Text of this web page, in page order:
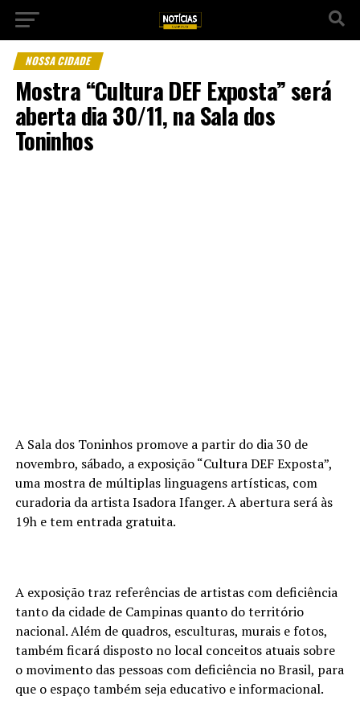
NOSSA CIDADE
Mostra “Cultura DEF Exposta” será
aberta dia 30/11, na Sala dos
Toninhos
A Sala dos Toninhos promove a partir do dia 30 de
novembro, sábado, a exposição “Cultura DEF Exposta”,
uma mostra de múltiplas linguagens artísticas, com
curadoria da artista Isadora Ifanger. A abertura será às
19h e tem entrada gratuita.
A exposição traz referências de artistas com deficiência
tanto da cidade de Campinas quanto do território
nacional. Além de quadros, esculturas, murais e fotos,
também ficará disposto no local conceitos atuais sobre
o movimento das pessoas com deficiência no Brasil, para
que o espaço também seja educativo e informacional.